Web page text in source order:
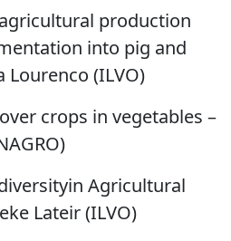
production
into pig and
Lourenco (ILVO)
crops in vegetables –
Agricultural
Lateir (ILVO)